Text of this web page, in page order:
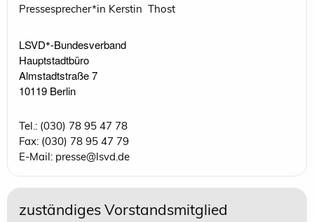
Pressesprecher*in Kerstin Thost
LSVD⁺-Bundesverband
Hauptstadtbüro
Almstadtstraße 7
10119 Berlin
Tel.: (030) 78 95 47 78
Fax: (030) 78 95 47 79
E-Mail: presse@lsvd.de
zuständiges Vorstandsmitglied